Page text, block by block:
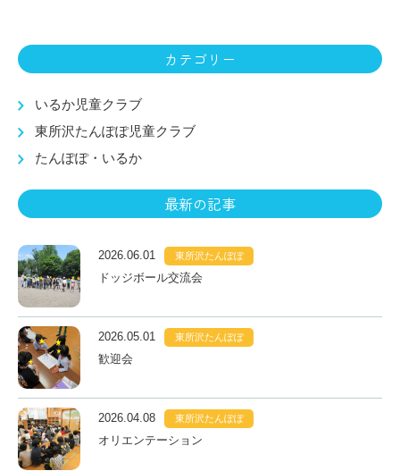
カテゴリー
いるか児童クラブ
東所沢たんぽぽ児童クラブ
たんぽぽ・いるか
最新の記事
2026.06.01 東所沢たんぽぽ
ドッジボール交流会
2026.05.01 東所沢たんぽぽ
歓迎会
2026.04.08 東所沢たんぽぽ
オリエンテーション